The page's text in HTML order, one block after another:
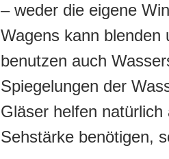
– weder die eigene
Wagens kann blenden
benutzen auch
Spiegelungen der
Gläser helfen
Sehstärke benötigen,